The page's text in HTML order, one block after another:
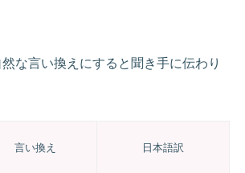
な言い換えにすると聞き手に伝わり
言い換え 日本語訳